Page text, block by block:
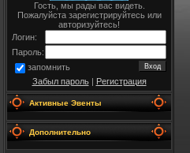
Гость, мы рады вас видеть.
Пожалуйста зарегистрируйтесь или
авторизуйтесь!
Логин:
Пароль:
запомнить
Забыл пароль| Регистрация
Активные Эвенты
Дополнительно